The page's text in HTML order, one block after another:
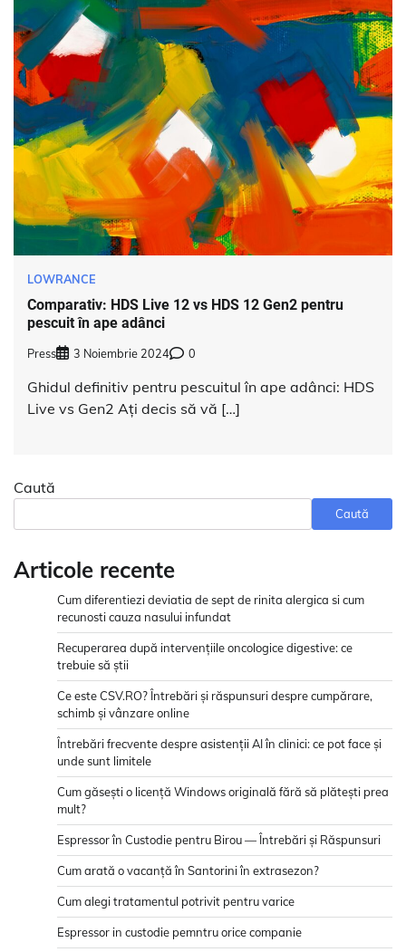
LOWRANCE
Comparativ: HDS Live 12 vs HDS 12 Gen2 pentru
pescuit în ape adânci
Press 3 Noiembrie 2024 0
Ghidul definitiv pentru pescuitul în ape adânci: HDS
Live vs Gen2 Ați decis să vă […]
Caută
Caută
Articole recente
Cum diferentiezi deviatia de sept de rinita alergica si cum
recunosti cauza nasului infundat
Recuperarea după intervențiile oncologice digestive: ce
trebuie să știi
Ce este CSV.RO? Întrebări și răspunsuri despre cumpărare,
schimb și vânzare online
Întrebări frecvente despre asistenții AI în clinici: ce pot face și
unde sunt limitele
Cum găsești o licență Windows originală fără să plătești prea
mult?
Espressor în Custodie pentru Birou — Întrebări și Răspunsuri
Cum arată o vacanță în Santorini în extrasezon?
Cum alegi tratamentul potrivit pentru varice
Espressor in custodie pemntru orice companie